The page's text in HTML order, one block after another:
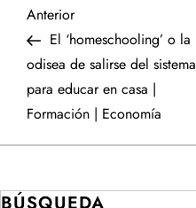
N
a
v
e
g
Entrada
anterior
Anterior
El ‘homeschooling’ o la
odisea de salirse del sistema
para educar en casa |
Formación | Economía